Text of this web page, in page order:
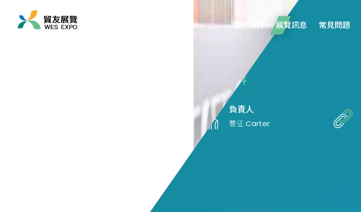
關於我們 展覽訊息 常見問題
2025/04/01 ~ 2025/04/04
負責人
曹征 Carter